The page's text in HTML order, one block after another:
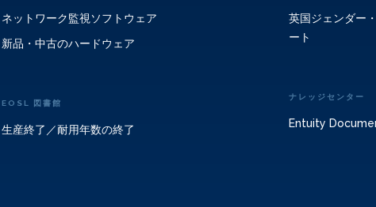
ネットワーク監視ソフトウェア
新品・中古のハードウェア
EOSL 図書館
生産終了／耐用年数の終了
英国ジェンダー
ート
ナレッジセンター
Entuity